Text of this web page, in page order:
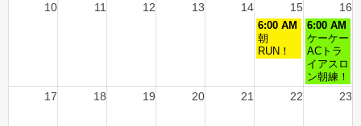
10 11 12 13 14 15 16
6:00 AM
朝
RUN！
6:00 AM
ケーケー
ACトラ
イアスロ
ン朝練！
17 18 19 20 21 22 23